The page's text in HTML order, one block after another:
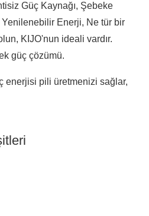
Güç Kaynağı, Şebeke
Enerji, Ne tür bir
KIJO'nun ideali vardır.
güç çözümü.
enerjisi pili üretmenizi sağlar,